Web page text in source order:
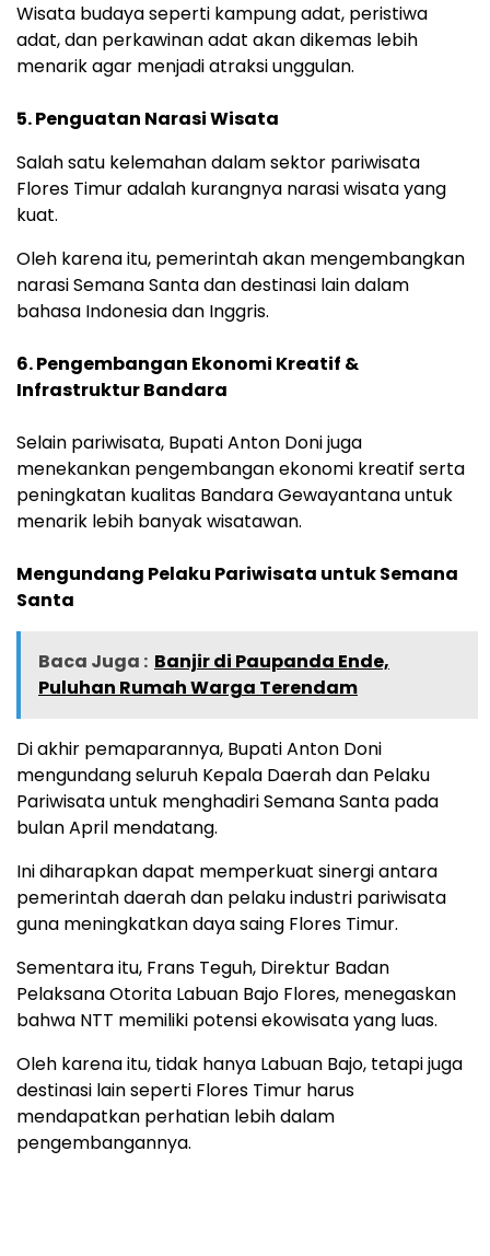
Wisata budaya seperti kampung adat, peristiwa
adat, dan perkawinan adat akan dikemas lebih
menarik agar menjadi atraksi unggulan.
5. Penguatan Narasi Wisata
Salah satu kelemahan dalam sektor pariwisata
Flores Timur adalah kurangnya narasi wisata yang
kuat.
Oleh karena itu, pemerintah akan mengembangkan
narasi Semana Santa dan destinasi lain dalam
bahasa Indonesia dan Inggris.
6. Pengembangan Ekonomi Kreatif &
Infrastruktur Bandara
Selain pariwisata, Bupati Anton Doni juga
menekankan pengembangan ekonomi kreatif serta
peningkatan kualitas Bandara Gewayantana untuk
menarik lebih banyak wisatawan.
Mengundang Pelaku Pariwisata untuk Semana
Santa
Baca Juga : Banjir di Paupanda Ende,
Puluhan Rumah Warga Terendam
Di akhir pemaparannya, Bupati Anton Doni
mengundang seluruh Kepala Daerah dan Pelaku
Pariwisata untuk menghadiri Semana Santa pada
bulan April mendatang.
Ini diharapkan dapat memperkuat sinergi antara
pemerintah daerah dan pelaku industri pariwisata
guna meningkatkan daya saing Flores Timur.
Sementara itu, Frans Teguh, Direktur Badan
Pelaksana Otorita Labuan Bajo Flores, menegaskan
bahwa NTT memiliki potensi ekowisata yang luas.
Oleh karena itu, tidak hanya Labuan Bajo, tetapi juga
destinasi lain seperti Flores Timur harus
mendapatkan perhatian lebih dalam
pengembangannya.